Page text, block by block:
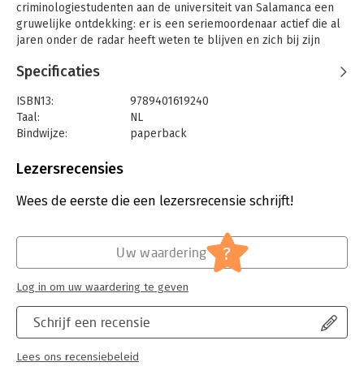
criminologiestudenten aan de universiteit van Salamanca een
gruwelijke ontdekking: er is een seriemoordenaar actief die al
jaren onder de radar heeft weten te blijven en zich bij zijn
uit de renaissance. Hoofdinspecteur Lucia Guerrero wordt
achterhalen.
Zelfs de onverschrokken Lucia wordt door deze zaak
schokkender dan welke mythe of legende dan ook. Wanneer
zoektocht ineens heel persoonlijk…
***** ‘Een heerlijk spannende politieroman met een
onheilspellend sfeertje, vergelijkbaar met The Shining.’ ‒
Noordhollands Dagblad
Specificaties
ISBN13:
9789401619240
Taal:
NL
Bindwijze:
paperback
Uitgever:
Verschijningsdatum:
6-4-2023
Literatuur en romans
Lucia Guerrero
Lezersrecensies
Wees de eerste die een lezersrecensie schrijft!
Schrijf een recensie
Lees ons recensiebeleid
Uw waardering ?
Log in om uw waardering te geven